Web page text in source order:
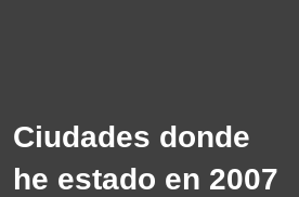
Ciudades donde
he estado en 2007